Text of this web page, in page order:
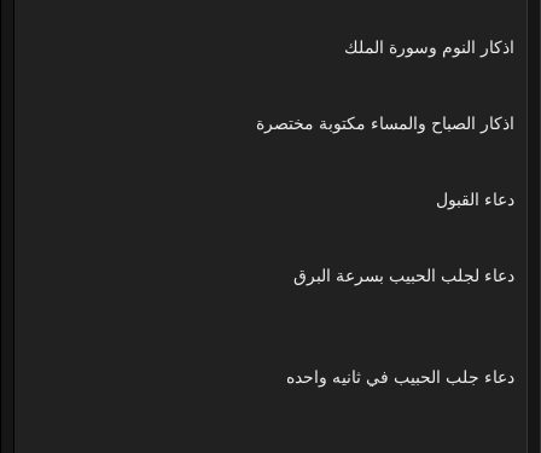
اذكار النوم وسورة الملك
اذكار الصباح والمساء مكتوبة مختصرة
دعاء القبول
دعاء لجلب الحبيب بسرعة البرق
دعاء جلب الحبيب في ثانيه واحده